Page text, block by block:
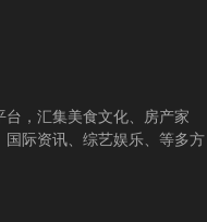
，汇集美食文化、房产家
国际资讯、综艺娱乐、等多方